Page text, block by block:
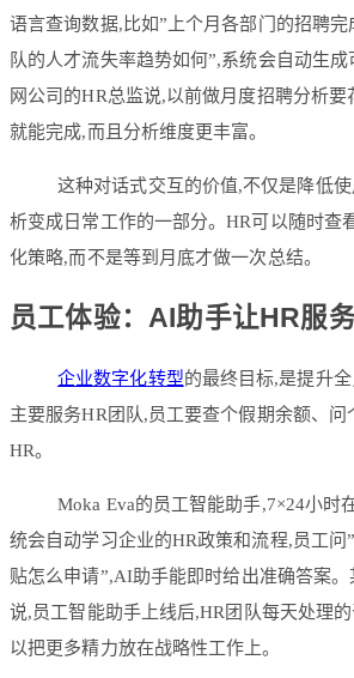
语言查询数据,比如”上个月各部门的招聘完
队的人才流失率趋势如何”,系统会自动生
网公司的HR总监说,以前做月度招聘分析要
就能完成,而且分析维度更丰富。
这种对话式交互的价值,不仅是降低
析变成日常工作的一部分。HR可以随时查
化策略,而不是等到月底才做一次总结。
员工体验：AI助手让HR服
企业数字化转型的最终目标,是提升
主要服务HR团队,员工要查个假期余额、
HR。
Moka Eva的员工智能助手,7×24小时
统会自动学习企业的HR政策和流程,员工问
贴怎么申请”,AI助手能即时给出准确答案。
说,员工智能助手上线后,HR团队每天处理
以把更多精力放在战略性工作上。